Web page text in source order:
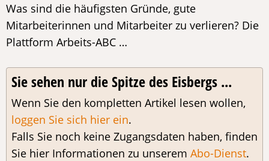
Was sind die häufigsten Gründe, gute
Mitarbeiterinnen und Mitarbeiter zu verlieren? Die
Plattform Arbeits-ABC …
Sie sehen nur die Spitze des Eisbergs ...
Wenn Sie den kompletten Artikel lesen wollen,
loggen Sie sich hier ein.
Falls Sie noch keine Zugangsdaten haben, finden
Sie hier Informationen zu unserem Abo-Dienst.